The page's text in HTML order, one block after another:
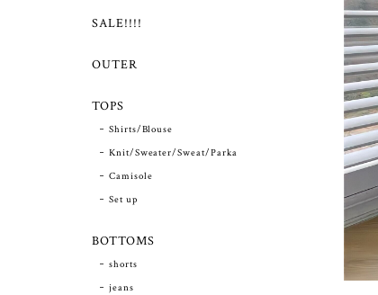
SALE!!!!
OUTER
TOPS
Shirts/Blouse
Knit/Sweater/Sweat/Parka
Camisole
Set up
BOTTOMS
shorts
jeans